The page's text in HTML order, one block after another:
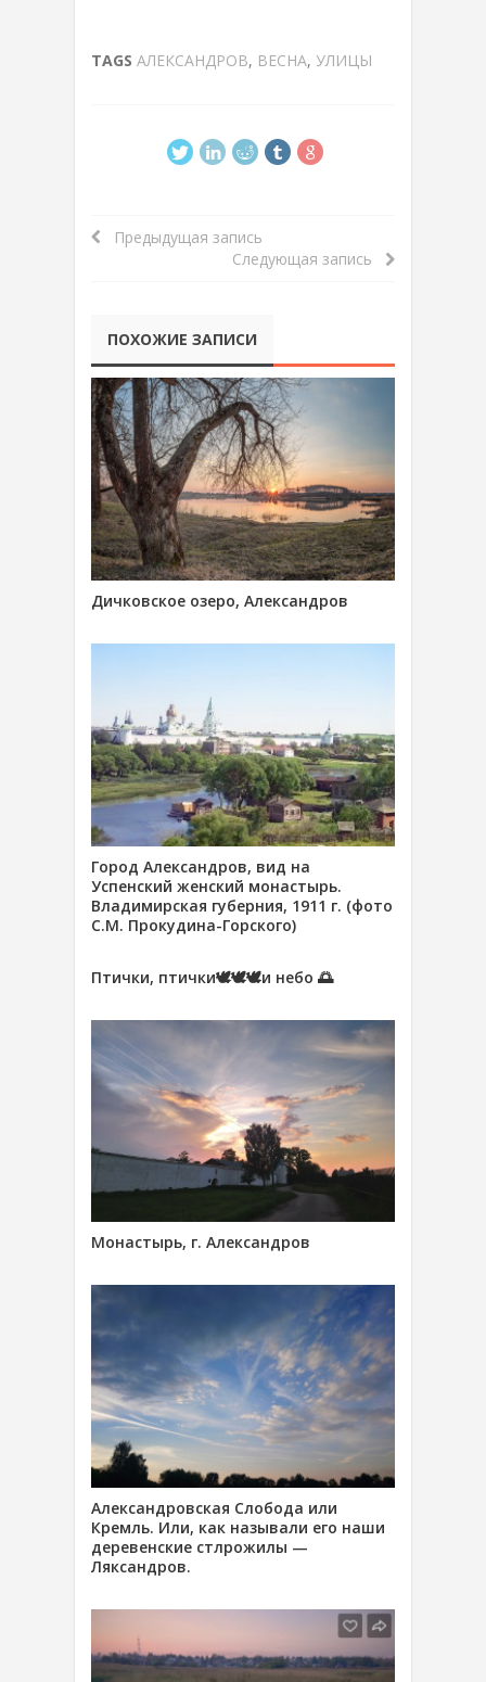
TAGS АЛЕКСАНДРОВ, ВЕСНА, УЛИЦЫ
Предыдущая запись
Следующая запись
ПОХОЖИЕ ЗАПИСИ
Дичковское озеро, Александров
Город Александров, вид на
Успенский женский монастырь.
Владимирская губерния, 1911 г. (фото
С.М. Прокудина-Горского)
Птички, птички🕊🕊🕊и небо 🌅
Монастырь, г. Александров
Александровская Слобода или
Кремль. Или, как называли его наши
деревенские стлрожилы —
Ляксандров.